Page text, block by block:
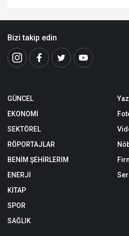
Bizi takip edin
GÜNCEL
EKONOMİ
SEKTÖREL
RÖPORTAJLAR
BENİM ŞEHİRLERİM
ENERJİ
KİTAP
SPOR
SAĞLIK